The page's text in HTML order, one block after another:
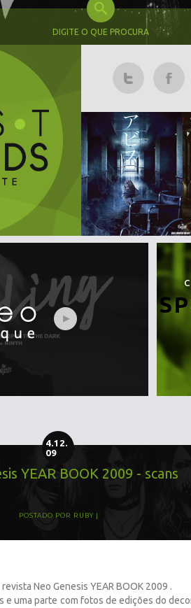
DIGITE O QUE PROCURA
4.12.
09
YEAR BOOK 2009 - scans
POSTADO POR RUBY
Neo Genesis YEAR BOOK 2009 .
e uma parte com fotos de edições do